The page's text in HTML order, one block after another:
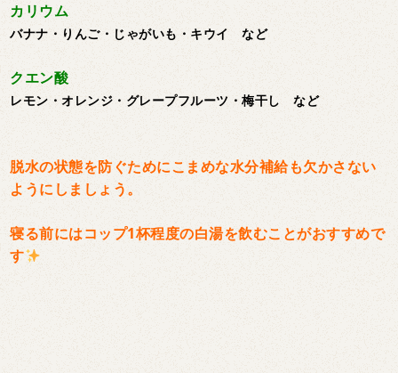
カリウム
バナナ・りんご・じゃがいも・キウイ など
クエン酸
レモン・オレンジ・グレープフルーツ・梅干し など
脱水の状態を防ぐためにこまめな水分補給も欠かさない
ようにしましょう。
寝る前にはコップ1杯程度の白湯を飲むことがおすすめで
す